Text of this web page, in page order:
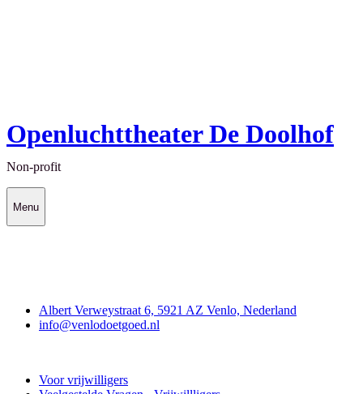
Openluchttheater De Doolhof
Non-profit
Menu
Albert Verweystraat 6, 5921 AZ Venlo, Nederland
info@venlodoetgoed.nl
Voor vrijwilligers